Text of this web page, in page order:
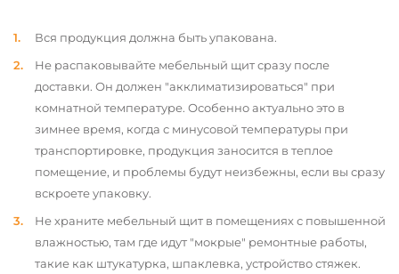
Вся продукция должна быть упакована.
Не распаковывайте мебельный щит сразу после
доставки. Он должен "акклиматизироваться" при
комнатной температуре. Особенно актуально это в
зимнее время, когда с минусовой температуры при
транспортировке, продукция заносится в теплое
помещение, и проблемы будут неизбежны, если вы сразу
вскроете упаковку.
Не храните мебельный щит в помещениях с повышенной
влажностью, там где идут "мокрые" ремонтные работы,
такие как штукатурка, шпаклевка, устройство стяжек.